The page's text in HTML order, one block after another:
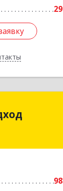
29
98
подход
обл, Владимир